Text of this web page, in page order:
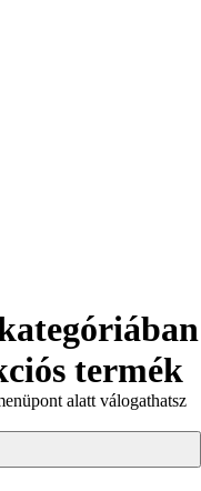
termék
alatt válogathatsz